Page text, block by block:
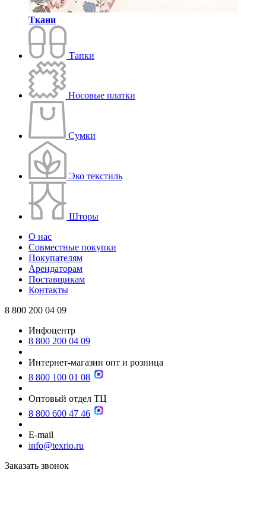
Ткани
Тапки
Носовые платки
Сумки
Эко текстиль
Шторы
О нас
Совместные покупки
Покупателям
Арендаторам
Поставщикам
Контакты
8 800 200 04 09
Инфоцентр
8 800 200 04 09
Интернет-магазин опт и розница
8 800 100 01 08
Оптовый отдел ТЦ
8 800 600 47 46
E-mail
info@texrio.ru
Заказать звонок